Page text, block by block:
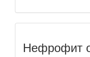
Нефрофит